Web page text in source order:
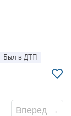
Был в ДТП
Вперед →